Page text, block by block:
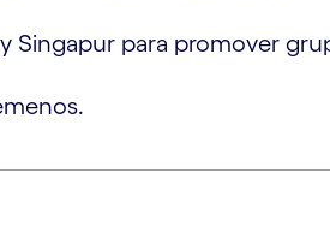
Singapur para promover